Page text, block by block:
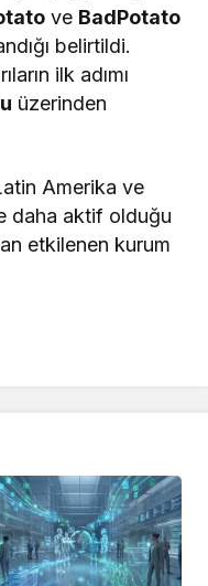
ve BadPotato
belirtildi.
ilk adımı
üzerinden
Amerika ve
daha aktif olduğu
etkilenen kurum